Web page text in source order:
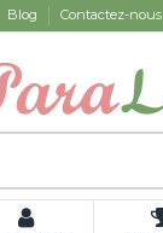
Blog Contactez-nous